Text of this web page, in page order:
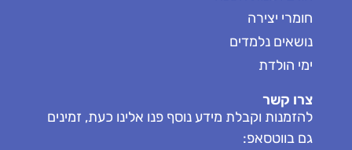
חומרי יצירה
נושאים נלמדים
ימי הולדת
צרו קשר
להזמנות וקבלת מידע נוסף פנו אלינו כעת, זמינים
גם בווטסאפ: